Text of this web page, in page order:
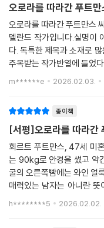
푸트만스가 어머니라는 유
막막함은, 인생의 가장 어
지만 가장 깊은 어둠이 찾
할 기회이기도 하다. 이 소
다. 그저 각자의 푸트만스
우리는 어떤 결정을 하게 될
오로라를 따라간 푸트만
오로라를 따라간 푸트만스
델란드 작가입니다.실명이
다. 독특한 제목과 소재로
주목받는 작가반열에 들었
책의 주인공인 푸트만스
m******e 2026.02.03.
종이책
[서평]오로라를 따라간
회르트 푸트만스, 47세 미
는 90kg로 안경을 썼고 약
굴의 오른쪽뺨에는 와인 얼
매력있는 남자는 아니란 뜻
하고 줄곧 회계사로 일해
h********5 2026.02.02.